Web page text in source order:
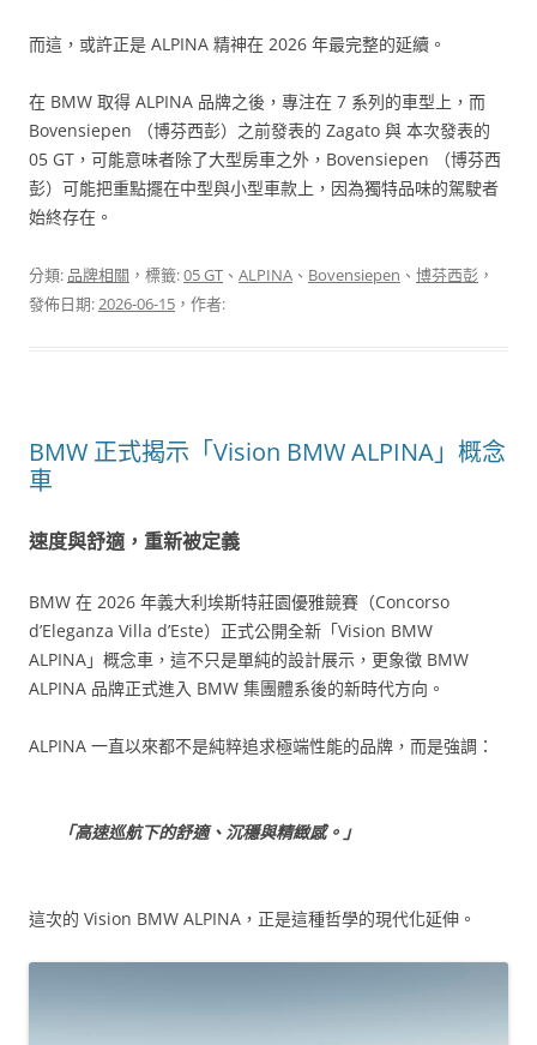
而這，或許正是 ALPINA 精神在 2026 年最完整的延續。
在 BMW 取得 ALPINA 品牌之後，專注在 7 系列的車型上，而
Bovensiepen （博芬西彭）之前發表的 Zagato 與 本次發表的
05 GT，可能意味者除了大型房車之外，Bovensiepen （博芬西
彭）可能把重點擺在中型與小型車款上，因為獨特品味的駕駛者
始終存在。
分類: 品牌相關 ，標籤:05 GT 、 ALPINA 、 Bovensiepen 、 博芬西彭 ，
發佈日期:2026-06-15 ，作者:
BMW 正式揭示「Vision BMW ALPINA」概念
車
速度與舒適，重新被定義
BMW 在 2026 年義大利埃斯特莊園優雅競賽（Concorso
d’Eleganza Villa d’Este）正式公開全新「Vision BMW
ALPINA」概念車，這不只是單純的設計展示，更象徵 BMW
ALPINA 品牌正式進入 BMW 集團體系後的新時代方向。
ALPINA 一直以來都不是純粹追求極端性能的品牌，而是強調：
「高速巡航下的舒適、沉穩與精緻感。」
這次的 Vision BMW ALPINA，正是這種哲學的現代化延伸。